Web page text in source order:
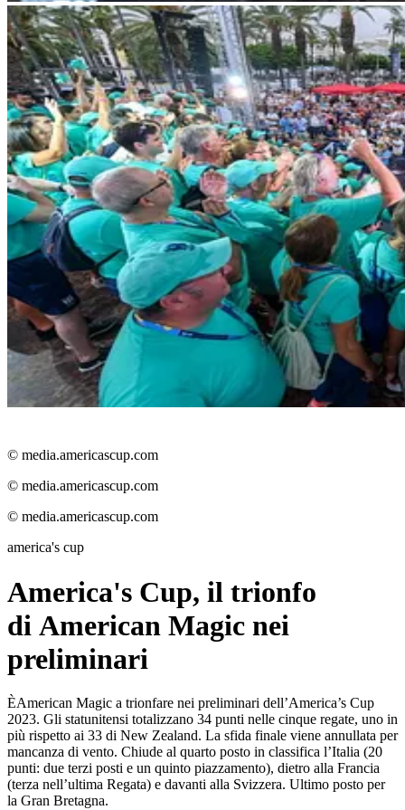
© media.americascup.com
© media.americascup.com
© media.americascup.com
america's cup
America's Cup, il trionfo
di American Magic nei
preliminari
ÈAmerican Magic a trionfare nei preliminari dell’America’s Cup
2023. Gli statunitensi totalizzano 34 punti nelle cinque regate, uno in
più rispetto ai 33 di New Zealand. La sfida finale viene annullata per
mancanza di vento. Chiude al quarto posto in classifica l’Italia (20
punti: due terzi posti e un quinto piazzamento), dietro alla Francia
(terza nell’ultima Regata) e davanti alla Svizzera. Ultimo posto per
la Gran Bretagna.